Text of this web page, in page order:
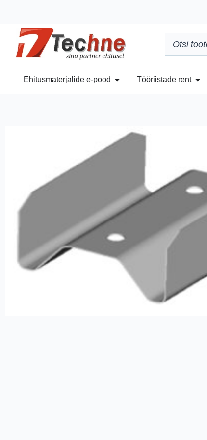
Ehitusmaterjalide e-pood Tööriistade rent